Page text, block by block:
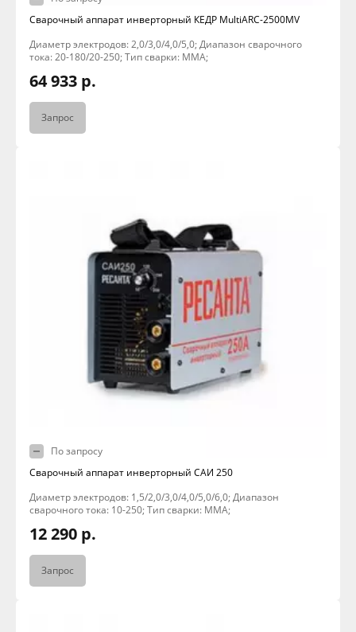
Сварочный аппарат инверторный КЕДР MultiARC-2500MV
Диаметр электродов: 2,0/3,0/4,0/5,0; Диапазон сварочного
тока: 20-180/20-250; Тип сварки: MMA;
64 933 р.
Запрос
По запросу
Сварочный аппарат инверторный САИ 250
Диаметр электродов: 1,5/2,0/3,0/4,0/5,0/6,0; Диапазон
сварочного тока: 10-250; Тип сварки: MMA;
12 290 р.
Запрос